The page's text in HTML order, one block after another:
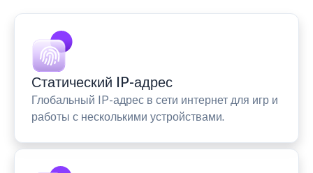
Статический IP-адрес
Глобальный IP-адрес в сети интернет для игр и
работы с несколькими устройствами.